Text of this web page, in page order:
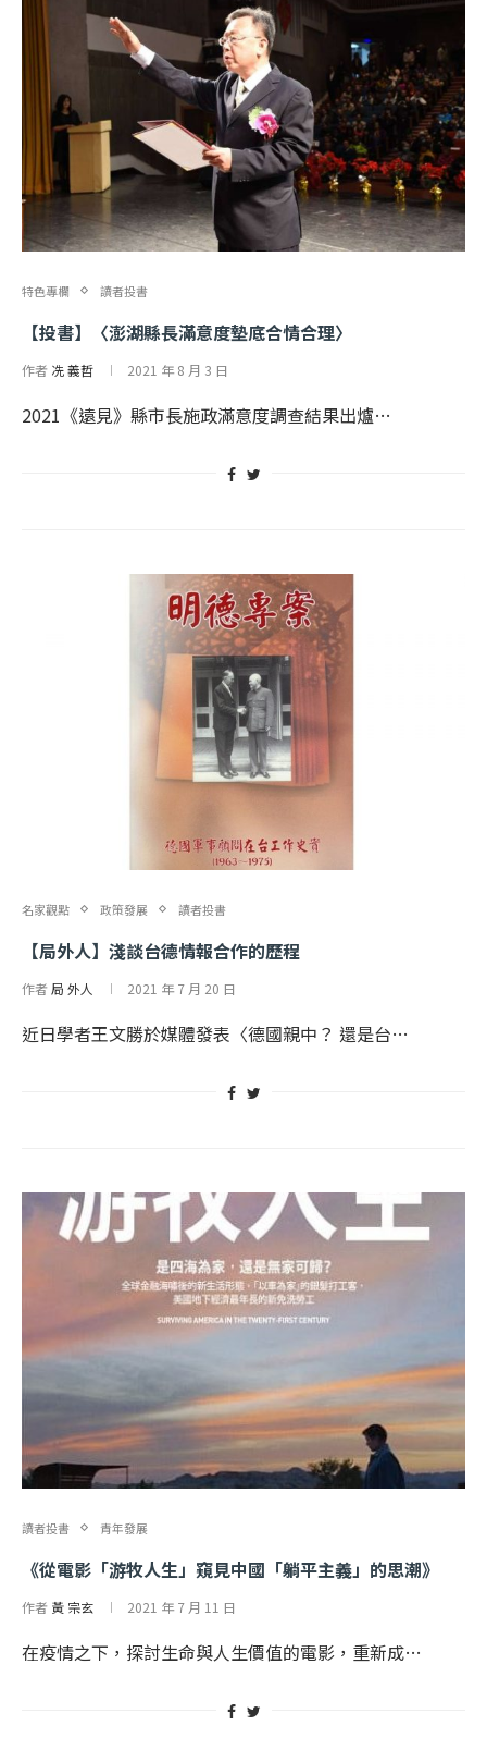
特色專欄 讀者投書
【投書】〈澎湖縣長滿意度墊底合情合理〉
作者 冼 義哲 2021 年 8 月 3 日
2021《遠見》縣市長施政滿意度調查結果出爐…
名家觀點 政策發展 讀者投書
【局外人】淺談台德情報合作的歷程
作者 局 外人 2021 年 7 月 20 日
近日學者王文勝於媒體發表〈德國親中？ 還是台…
讀者投書 青年發展
《從電影「游牧人生」窺見中國「躺平主義」的思潮》
作者 黃 宗玄 2021 年 7 月 11 日
在疫情之下，探討生命與人生價值的電影，重新成…